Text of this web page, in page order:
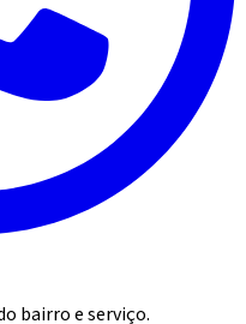
bairro e serviço.